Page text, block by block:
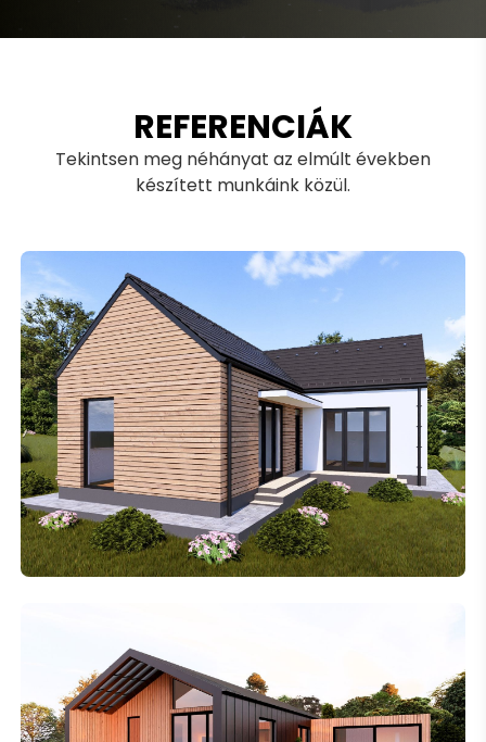
REFERENCIÁK
Tekintsen meg néhányat az elmúlt években
készített munkáink közül.